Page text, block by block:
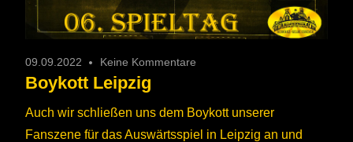
09.09.2022 Keine Kommentare
Boykott Leipzig
Auch wir schließen uns dem Boykott unserer
Fanszene für das Auswärtsspiel in Leipzig an und